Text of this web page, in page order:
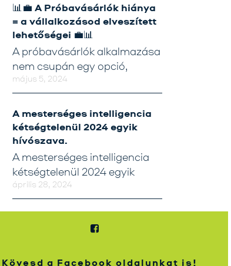
Kövesd a Facebook oldalunkat is!
📊💼 A Próbavásárlók hiánya
= a vállalkozásod elveszített
lehetőségei 💼📊
május 5, 2024
A próbavásárlók alkalmazása
nem csupán egy opció,
A mesterséges intelligencia
kétségtelenül 2024 egyik
hívószava.
április 28, 2024
A mesterséges intelligencia
kétségtelenül 2024 egyik